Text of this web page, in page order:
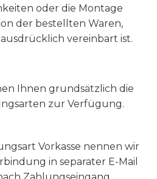
oder die Montage
der bestellten Waren,
vereinbart ist.
Ihnen grundsätzlich die
zur Verfügung.
Vorkasse nennen wir
in separater E-Mail
Zahlungseingang.